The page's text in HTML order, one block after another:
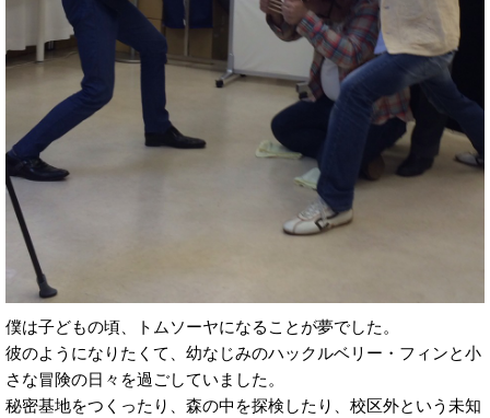
僕は子どもの頃、トムソーヤになることが夢でした。
彼のようになりたくて、幼なじみのハックルベリー・フィンと小
さな冒険の日々を過ごしていました。
秘密基地をつくったり、森の中を探検したり、校区外という未知